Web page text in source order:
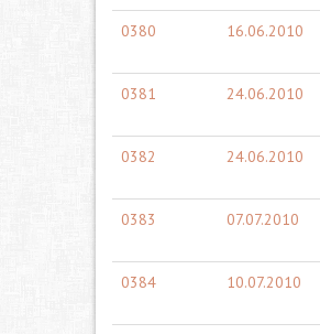
0380 16.06.2010
0381 24.06.2010
0382 24.06.2010
0383 07.07.2010
0384 10.07.2010